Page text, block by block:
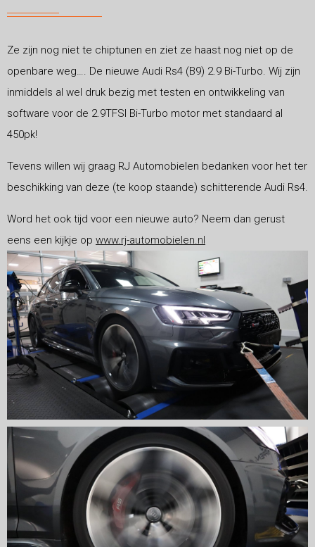
Ze zijn nog niet te chiptunen en ziet ze haast nog niet op de
openbare weg…. De nieuwe Audi Rs4 (B9) 2.9 Bi-Turbo. Wij zijn
inmiddels al wel druk bezig met testen en ontwikkeling van
software voor de 2.9TFSI Bi-Turbo motor met standaard al
450pk!
Tevens willen wij graag RJ Automobielen bedanken voor het ter
beschikking van deze (te koop staande) schitterende Audi Rs4.
Word het ook tijd voor een nieuwe auto? Neem dan gerust
eens een kijkje op www.rj-automobielen.nl